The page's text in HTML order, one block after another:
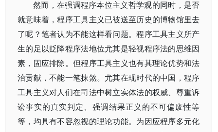
然而，在强调程序本位主义哲学观的同时，是否
就意味着，程序工具主义已被送至历史的博物馆里去
了呢？笔者认为不能这样看问题。程序工具主义所产
生的足以贬降程序法地位尤其是轻视程序法的思维因
素，固应排除。但程序工具主义也有其理论优势和法
治贡献，不能一笔抹煞。尤其在现时代的中国，程序
工具主义对人们在司法中树立实体法的权威、尊重诉
讼事实的真实判定、强调结果正义的不可偏废性等
等，均具有不容忽视的理论功能。为因应程序多元化